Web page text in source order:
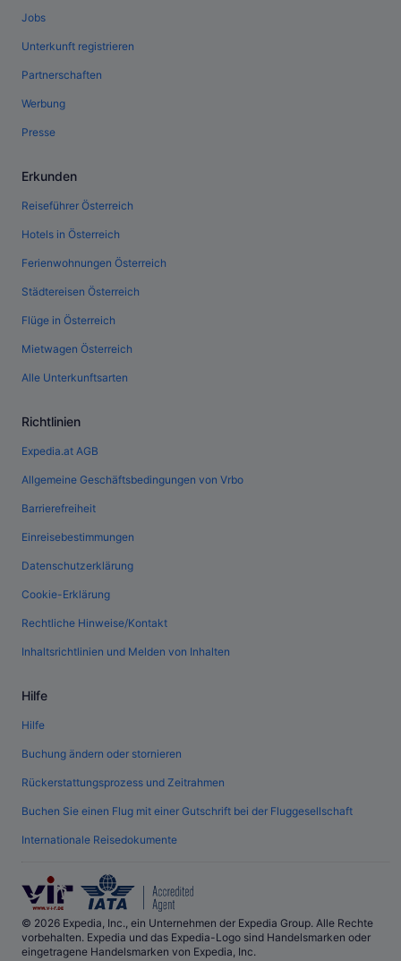
Jobs
Unterkunft registrieren
Partnerschaften
Werbung
Presse
Erkunden
Reiseführer Österreich
Hotels in Österreich
Ferienwohnungen Österreich
Städtereisen Österreich
Flüge in Österreich
Mietwagen Österreich
Alle Unterkunftsarten
Richtlinien
Expedia.at AGB
Allgemeine Geschäftsbedingungen von Vrbo
Barrierefreiheit
Einreisebestimmungen
Datenschutzerklärung
Cookie-Erklärung
Rechtliche Hinweise/Kontakt
Inhaltsrichtlinien und Melden von Inhalten
Hilfe
Hilfe
Buchung ändern oder stornieren
Rückerstattungsprozess und Zeitrahmen
Buchen Sie einen Flug mit einer Gutschrift bei der Fluggesellschaft
Internationale Reisedokumente
© 2026 Expedia, Inc., ein Unternehmen der Expedia Group. Alle Rechte
vorbehalten. Expedia und das Expedia-Logo sind Handelsmarken oder
eingetragene Handelsmarken von Expedia, Inc.